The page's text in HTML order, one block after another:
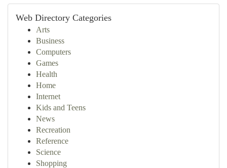
Web Directory Categories
Arts
Business
Computers
Games
Health
Home
Internet
Kids and Teens
News
Recreation
Reference
Science
Shopping